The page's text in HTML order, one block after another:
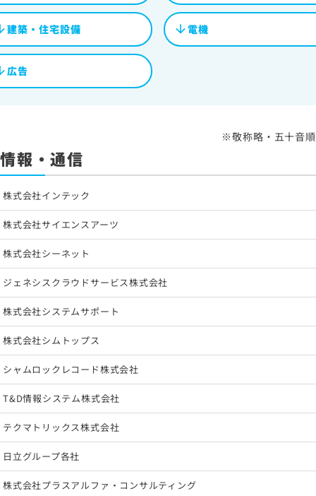
建築・住宅設備 電機
広告
※敬称略・五十音順
情報・通信
株式会社インテック
株式会社サイエンスアーツ
株式会社シーネット
ジェネシスクラウドサービス株式会社
株式会社システムサポート
株式会社シムトップス
シャムロックレコード株式会社
T&D情報システム株式会社
テクマトリックス株式会社
日立グループ各社
株式会社プラスアルファ・コンサルティング